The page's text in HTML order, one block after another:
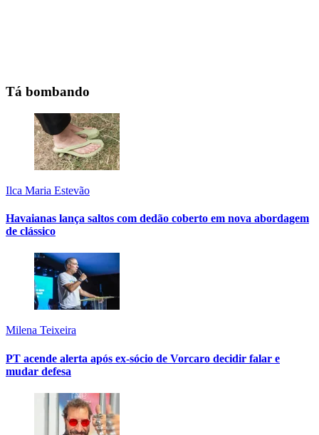
Tá bombando
Ilca Maria Estevão
Havaianas lança saltos com dedão coberto em nova abordagem
de clássico
Milena Teixeira
PT acende alerta após ex-sócio de Vorcaro decidir falar e
mudar defesa